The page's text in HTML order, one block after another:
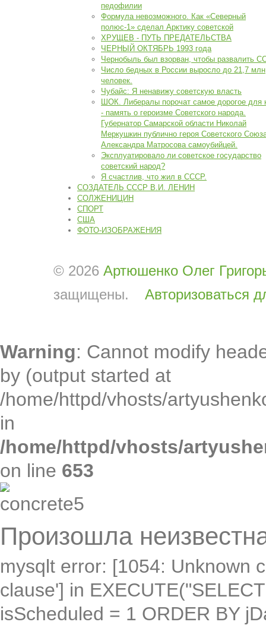
педофилии
Формула невозможного. Как «Северный
полюс-1» сделал Арктику советской
ХРУЩЕВ - ПУТЬ ПРЕДАТЕЛЬСТВА
ЧЕРНЫЙ ОКТЯБРЬ 1993 года
Чернобыль был взорван, чтобы развалить
Число бедных в России выросло до 21,7 млн
человек.
Чубайс: Я ненавижу советскую власть
ШОК. Либералы порочат самое дорогое для
- память о героизме Советского народа.
Губернатор Самарской области Николай
Меркушкин публично героя Советского
Александра Матросова самоубийцей.
Эксплуатировало ли советское государство
советский народ?
Я счастлив, что жил в СССР.
СОЗДАТЕЛЬ СССР В.И. ЛЕНИН
СОЛЖЕНИЦИН
СПОРТ
США
ФОТО-ИЗОБРАЖЕНИЯ
© 2026 Артюшенко Олег
защищены.
Авторизоваться
Warning: Cannot modify
by (output started at
/home/httpd/vhosts/
in
/home/httpd/vhosts/
on line 653
Произошла
mysqlt error: [1054: Unknown
clause'] in
isScheduled = 1 ORDER BY